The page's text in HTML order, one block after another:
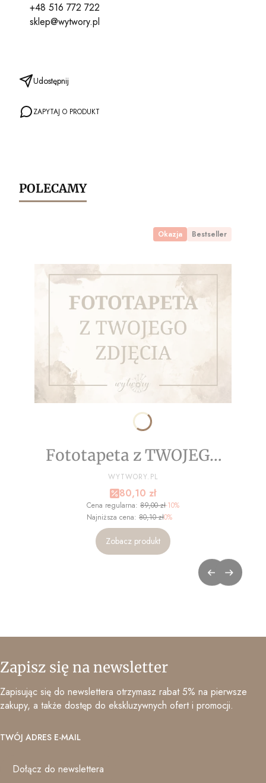
+48 516 772 722
sklep@wytwory.pl
Udostępnij
ZAPYTAJ O PRODUKT
POLECAMY
Okazja Bestseller
Fototapeta z TWOJEGO
ZDJĘCIA - NA WYMIAR
PRODUCENT
WYTWORY.PL
Cena promocyjna
80,10 zł
Cena regularna: 89,00 zł-10%
Najniższa cena: 80,10 zł0%
Zobacz produkt
Zapisz się na newsletter
Zapisując się do newslettera otrzymasz rabat 5% na pierwsze
zakupy, a także dostęp do ekskluzywnych ofert i promocji.
TWÓJ ADRES E-MAIL
Dołącz do newslettera